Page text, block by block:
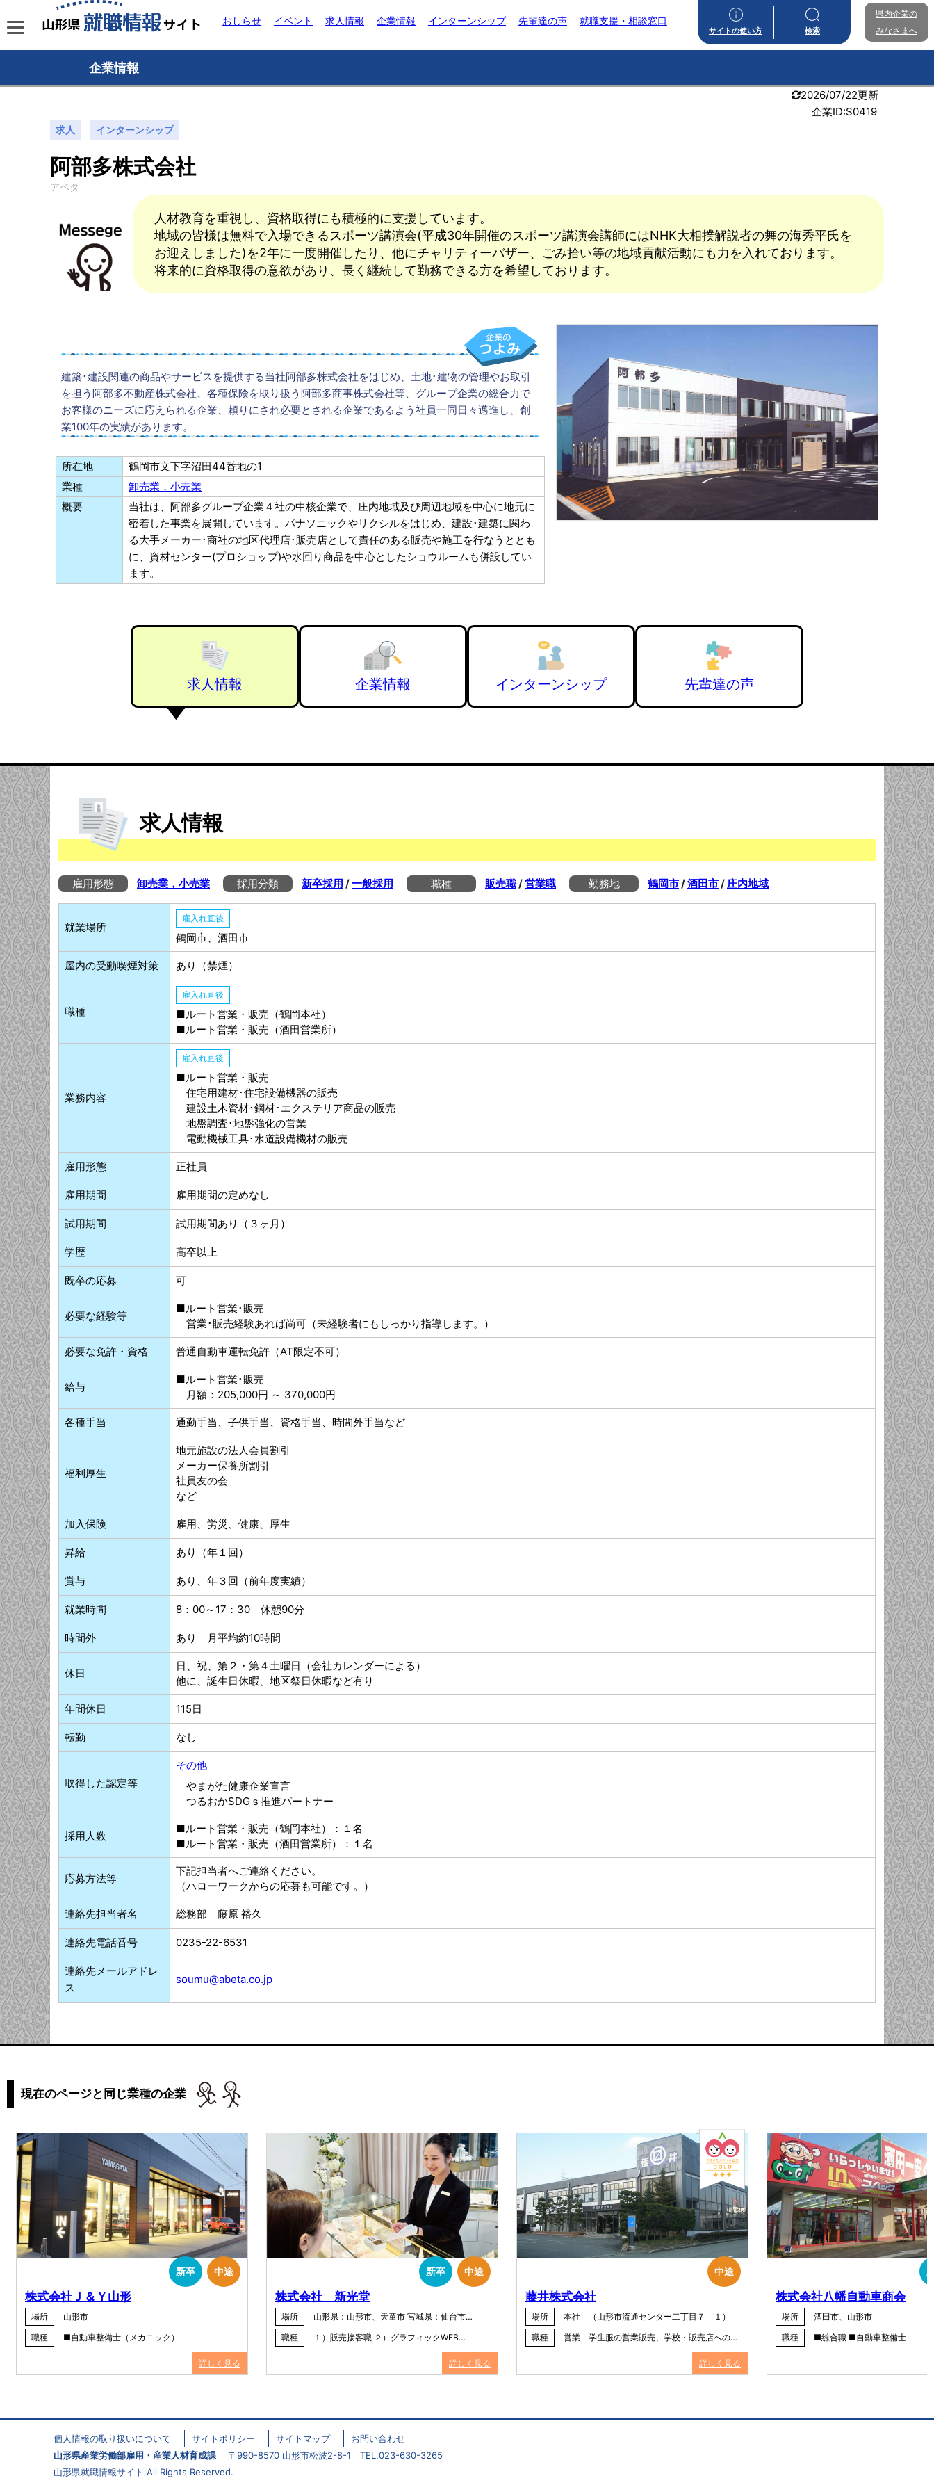
おしらせ イベント 求人情報 企業情報 インターンシップ 先輩達の声 就職支援・相談窓口
サイトの使い方 検索
県内企業の
みなさまへ
企業情報
2026/07/22更新
企業ID:S0419
求人 インターンシップ
阿部多株式会社
アベタ
人材教育を重視し、資格取得にも積極的に支援しています。
地域の皆様は無料で入場できるスポーツ講演会(平成30年開催のスポーツ講演会講師にはNHK大相撲解説者の舞の海秀平氏を
お迎えしました)を2年に一度開催したり、他にチャリティーバザー、ごみ拾い等の地域貢献活動にも力を入れております。
将来的に資格取得の意欲があり、長く継続して勤務できる方を希望しております。
建築･建設関連の商品やサービスを提供する当社阿部多株式会社をはじめ、土地･建物の管理やお取引
を担う阿部多不動産株式会社、各種保険を取り扱う阿部多商事株式会社等、グループ企業の総合力で
お客様のニーズに応えられる企業、頼りにされ必要とされる企業であるよう社員一同日々邁進し、創
業100年の実績があります。
所在地
鶴岡市文下字沼田44番地の1
業種
卸売業，小売業
概要
当社は、阿部多グループ企業４社の中核企業で、庄内地域及び周辺地域を中心に地元に
密着した事業を展開しています。パナソニックやリクシルをはじめ、建設･建築に関わ
る大手メーカー･商社の地区代理店･販売店として責任のある販売や施工を行なうととも
に、資材センター(プロショップ)や水回り商品を中心としたショウルームも併設してい
ます。
求人情報 企業情報 インターンシップ 先輩達の声
求人情報
雇用形態 卸売業，小売業 採用分類 新卒採用 /一般採用 職種 販売職 /営業職 勤務地 鶴岡市 /酒田市 / 庄内地域
就業場所
雇入れ直後
鶴岡市、酒田市
屋内の受動喫煙対策 あり（禁煙）
職種
雇入れ直後
■ルート営業・販売（鶴岡本社）
■ルート営業・販売（酒田営業所）
業務内容
雇入れ直後
■ルート営業・販売
住宅用建材･住宅設備機器の販売
建設土木資材･鋼材･エクステリア商品の販売
地盤調査･地盤強化の営業
電動機械工具･水道設備機材の販売
雇用形態 正社員
雇用期間 雇用期間の定めなし
試用期間 試用期間あり（３ヶ月）
学歴 高卒以上
既卒の応募 可
必要な経験等
■ルート営業･販売
営業･販売経験あれば尚可（未経験者にもしっかり指導します。）
必要な免許・資格 普通自動車運転免許（AT限定不可）
給与
■ルート営業･販売
月額：205,000円 ～ 370,000円
各種手当 通勤手当、子供手当、資格手当、時間外手当など
福利厚生
地元施設の法人会員割引
メーカー保養所割引
社員友の会
など
加入保険 雇用、労災、健康、厚生
昇給 あり（年１回）
賞与 あり、年３回（前年度実績）
就業時間 8：00～17：30 休憩90分
時間外 あり 月平均約10時間
休日
日、祝、第２・第４土曜日（会社カレンダーによる）
他に、誕生日休暇、地区祭日休暇など有り
年間休日 115日
転勤 なし
取得した認定等
その他
やまがた健康企業宣言
つるおかSDGｓ推進パートナー
採用人数
■ルート営業・販売（鶴岡本社）：１名
■ルート営業・販売（酒田営業所）：１名
応募方法等
下記担当者へご連絡ください。
（ハローワークからの応募も可能です。）
連絡先担当者名 総務部 藤原 裕久
連絡先電話番号 0235-22-6531
連絡先メールアドレ
ス
soumu@abeta.co.jp
現在のページと同じ業種の企業
新卒 中途
株式会社Ｊ＆Ｙ山形
場所
山形市
職種
■自動車整備士（メカニック）
詳しく見る
新卒 中途
株式会社 新光堂
場所
山形県：山形市、天童市 宮城県：仙台市…
職種
１）販売接客職 ２）グラフィックWEB…
詳しく見る
中途
藤井株式会社
場所
本社 （山形市流通センター二丁目７－１）
職種
営業 学生服の営業販売、学校・販売店への…
詳しく見る
株式会社八幡自動車商会
場所
酒田市、山形市
職種
■総合職 ■自動車整備士
個人情報の取り扱いについて サイトポリシー サイトマップ
お問い合わせ
山形県産業労働部雇用・産業人材育成課 〒990-8570 山形市松波2-8-1 TEL.023-630-3265
山形県就職情報サイト All Rights Reserved.